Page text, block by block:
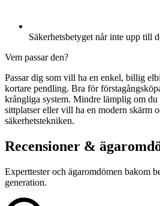
Säkerhetsbetyget når inte upp till
Vem passar den?
Passar dig som vill ha en enkel, billig
kortare pendling. Bra för
krångliga system. Mindre lämplig om
sittplatser eller vill ha en modern skärm
säkerhetstekniken.
Recensioner &
Experttester och ägaromdömen bakom
generation.